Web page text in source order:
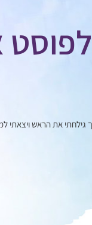
גילחתי את הראש ויצאתי